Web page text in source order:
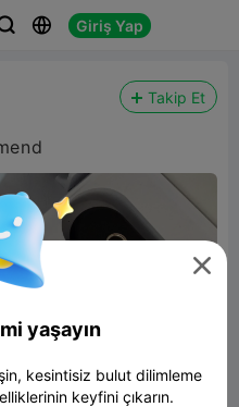
 Giriş Yap
Takip Et

yaşayın
kesintisiz bulut dilimleme
keyfini çıkarın.